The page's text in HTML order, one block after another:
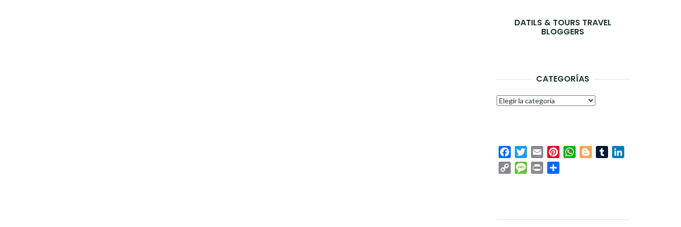
DATILS & TOURS TRAVEL
BLOGGERS
CATEGORÍAS
Categorías
FacebookTwitterEmail PinterestWhatsAppBloggerTumblr
Copy Message
Print